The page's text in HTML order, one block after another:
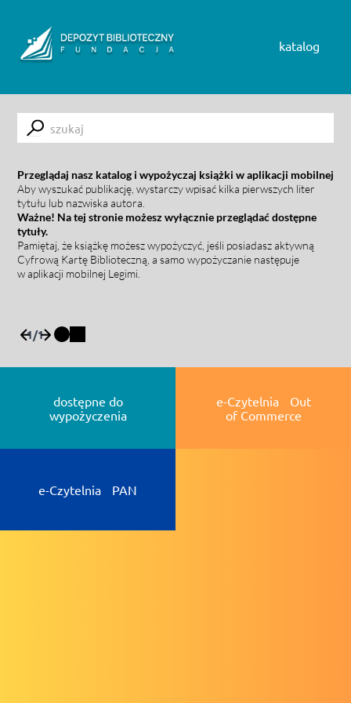
katalog
Submit
Przeglądaj nasz katalog i wypożyczaj książki w aplikacji mobilnej
Aby wyszukać publikację, wystarczy wpisać kilka pierwszych liter
tytułu lub nazwiska autora.
Ważne! Na tej stronie możesz wyłącznie przeglądać dostępne
tytuły.
Pamiętaj, że książkę możesz wypożyczyć, jeśli posiadasz aktywną
Cyfrową Kartę Biblioteczną, a samo wypożyczanie następuje
w aplikacji mobilnej Legimi.
1/1
dostępne do
wypożyczenia
e-Czytelnia Out
of Commerce
e-Czytelnia PAN